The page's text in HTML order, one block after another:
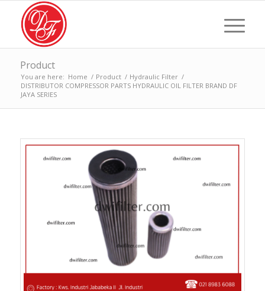
Product
You are here: Home / Product / Hydraulic Filter /
DISTRIBUTOR COMPRESSOR PARTS HYDRAULIC OIL FILTER BRAND DF
JAYA SERIES